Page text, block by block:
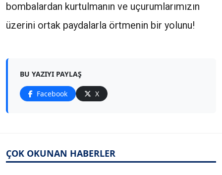
bombalardan kurtulmanın ve uçurumlarımızın
üzerini ortak paydalarla örtmenin bir yolunu!
BU YAZIYI PAYLAŞ
Facebook X
ÇOK OKUNAN HABERLER